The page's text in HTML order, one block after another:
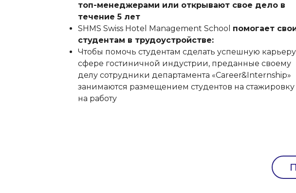
топ-менеджерами или открывают свое дело в
течение 5 лет
SHMS Swiss Hotel Management School помогает
студентам в трудоустройстве:
Чтобы помочь студентам сделать успешную
сфере гостиничной индустрии, преданные своему
делу сотрудники департамента «Career&Internship»
занимаются размещением студентов на стажировку
на работу